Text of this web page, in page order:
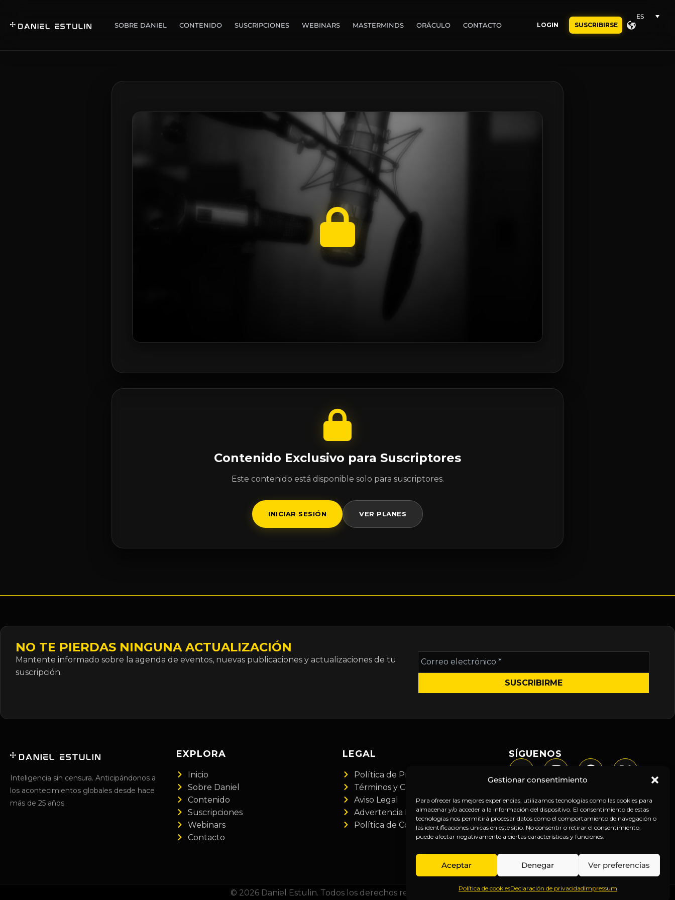
Gestionar consentimiento
Para ofrecer las mejores experiencias, utilizamos tecnologías como las cookies para
almacenar y/o acceder a la información del dispositivo. El consentimiento de estas
tecnologías nos permitirá procesar datos como el comportamiento de navegación o
las identificaciones únicas en este sitio. No consentir o retirar el consentimiento,
puede afectar negativamente a ciertas características y funciones.
Aceptar Denegar Ver preferencias
Política de cookiesDeclaración de privacidadImpressum
SOBRE DANIEL CONTENIDO SUSCRIPCIONES WEBINARS MASTERMINDS ORÁCULO CONTACTO LOGIN SUSCRIBIRSE
ES
Contenido Exclusivo para Suscriptores
Este contenido está disponible solo para suscriptores.
INICIAR SESIÓN VER PLANES
NO TE PIERDAS NINGUNA ACTUALIZACIÓN
Mantente informado sobre la agenda de eventos, nuevas publicaciones y actualizaciones de tu
suscripción.
Correo
electrónico
*
Inteligencia sin censura. Anticipándonos a
los acontecimientos globales desde hace
más de 25 años.
EXPLORA
Inicio
Sobre Daniel
Contenido
Suscripciones
Webinars
Contacto
LEGAL
Política de Privacidad
Términos y Condiciones
Aviso Legal
Advertencia Financiera
Política de Cookies
SÍGUENOS
© 2026 Daniel Estulin. Todos los derechos reservados.